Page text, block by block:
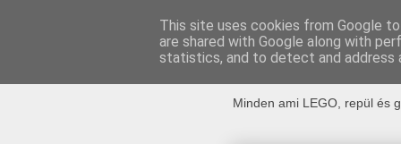
Minden ami LEGO, repül és
This site uses cookies from Google
are shared with Google along with
statistics, and to detect and address